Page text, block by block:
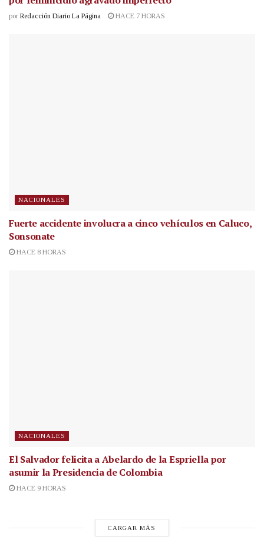
por Redacción Diario La Página HACE 7 HORAS
NACIONALES
Fuerte accidente involucra a cinco vehículos en Caluco,
Sonsonate
HACE 8 HORAS
NACIONALES
El Salvador felicita a Abelardo de la Espriella por
asumir la Presidencia de Colombia
HACE 9 HORAS
CARGAR MÁS